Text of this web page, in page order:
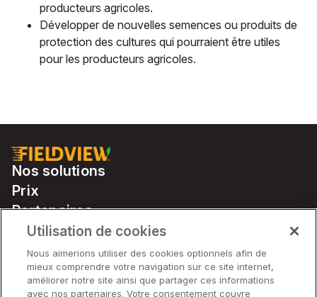
producteurs agricoles.
Développer de nouvelles semences ou produits de
protection des cultures qui pourraient être utiles
pour les producteurs agricoles.
Nos solutions
Prix
Partenaires
Notre matériel
Soutien
Utilisation de cookies
Nous aimerions utiliser des cookies optionnels afin de
mieux comprendre votre navigation sur ce site internet,
améliorer notre site ainsi que partager ces informations
avec nos partenaires. Votre consentement couvre